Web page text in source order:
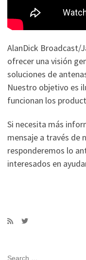
AlanDick Broadcast/
ofrecer una visión
soluciones de
Nuestro objetivo es
funcionan los
Si necesita más
mensaje a través de
responderemos lo
interesados en
SEARCH